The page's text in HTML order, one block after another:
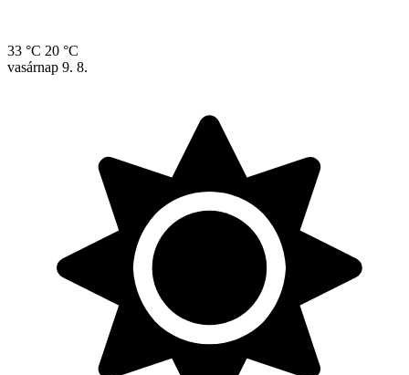
33 °C 20 °C
vasárnap 9. 8.